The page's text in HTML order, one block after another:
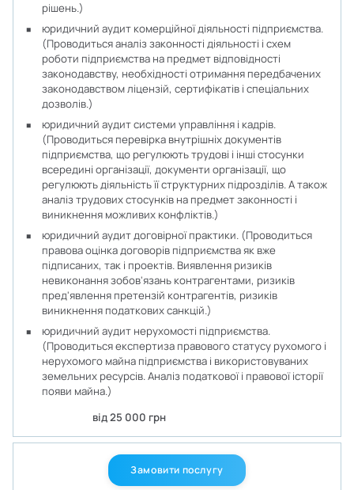
рішень.)
юридичний аудит комерційної діяльності підприємства.
(Проводиться аналіз законності діяльності і схем
роботи підприємства на предмет відповідності
законодавству, необхідності отримання передбачених
законодавством ліцензій, сертифікатів і спеціальних
дозволів.)
юридичний аудит системи управління і кадрів.
(Проводиться перевірка внутрішніх документів
підприємства, що регулюють трудові і інші стосунки
всередині організації, документи організації, що
регулюють діяльність її структурних підрозділів. А також
аналіз трудових стосунків на предмет законності і
виникнення можливих конфліктів.)
юридичний аудит договірної практики. (Проводиться
правова оцінка договорів підприємства як вже
підписаних, так і проектів. Виявлення ризиків
невиконання зобов'язань контрагентами, ризиків
пред'явлення претензій контрагентів, ризиків
виникнення податкових санкцій.)
юридичний аудит нерухомості підприємства.
(Проводиться експертиза правового статусу рухомого і
нерухомого майна підприємства і використовуваних
земельних ресурсів. Аналіз податкової і правової історії
появи майна.)
від 25 000 грн
Замовити послугу